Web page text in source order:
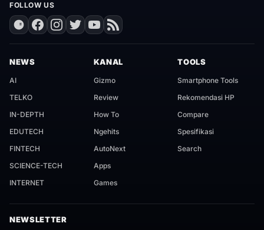
FOLLOW US
NEWS
AI
TELKO
IN-DEPTH
EDUTECH
FINTECH
SCIENCE-TECH
INTERNET
KANAL
Gizmo
Review
How To
Ngehits
AutoNext
Apps
Games
TOOLS
Smartphone Tools
Rekomendasi HP
Compare
Spesifikasi
Search
NEWSLETTER